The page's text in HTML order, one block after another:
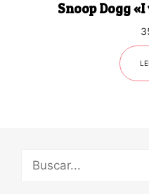
Snoop Dogg
Buscar: